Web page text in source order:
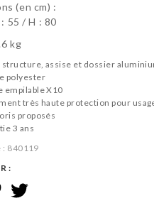
(en cm) :
55 H : 80
kg
structure, assise et dossier
polyester
empilable X10
très haute protection pour
proposés
3 ans
: 840119
: